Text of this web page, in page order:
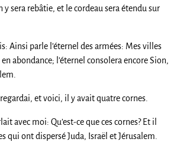
sera rebâtie, et le cordeau sera étendu sur
Ainsi parle l’éternel des armées: Mes villes
abondance; l’éternel consolera encore Sion,
et voici, il y avait quatre cornes.
avec moi: Qu’est-ce que ces cornes? Et il
qui ont dispersé Juda, Israël et Jérusalem.